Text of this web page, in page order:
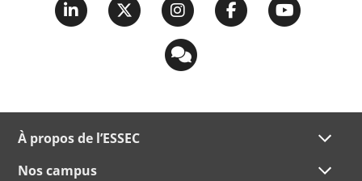
À propos de l’ESSEC
Nos campus